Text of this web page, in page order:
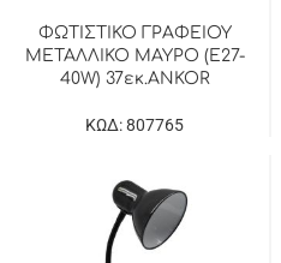
ΦΩΤΙΣΤΙΚΟ ΓΡΑΦΕΙΟΥ
ΜΕΤΑΛΛΙΚΟ ΜΑΥΡΟ (E27-
40W) 37εκ.ANKOR
ΚΩΔ: 807765